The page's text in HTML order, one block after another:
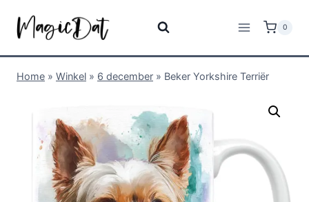
0
Home » Winkel » 6 december » Beker Yorkshire Terriër